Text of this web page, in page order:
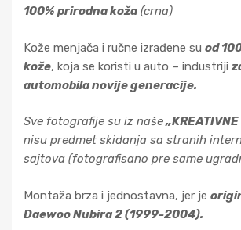
100% prirodna koža (crna)
Kože menjača i ručne izrađene su od
kože, koja se koristi u auto – industriji
automobila novije generacije.
Sve fotografije su iz naše
nisu predmet skidanja sa stranih
sajtova (fotografisano pre same
Montaža brza i jednostavna, jer je
Daewoo Nubira 2 (1999-2004).